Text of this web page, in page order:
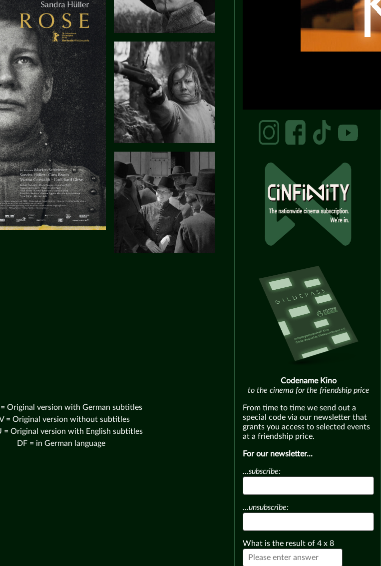
Original version with German subtitles
= Original version without subtitles
= Original version with English subtitles
DF = in German language
Codename Kino
to the cinema for the friendship price
From time to time we send out a
special code via our newsletter that
grants you access to selected events
at a friendship price.
For our newsletter...
...subscribe:
...unsubscribe:
What is the result of4 x 8